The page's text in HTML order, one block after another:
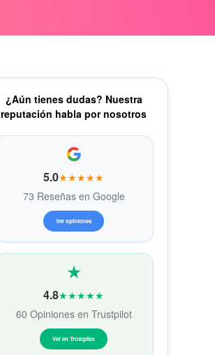
¿Aún tienes dudas? Nuestra
reputación habla por nosotros
5.0★★★★★
73 Reseñas en Google
Ver opiniones
4.8★★★★★
60 Opiniones en Trustpilot
Ver en Trustpilot